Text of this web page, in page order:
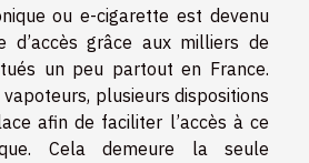
ou e-cigarette est devenu
d’accès grâce aux milliers de
un peu partout en France.
plusieurs dispositions
afin de faciliter l’accès à ce
Cela demeure la seule